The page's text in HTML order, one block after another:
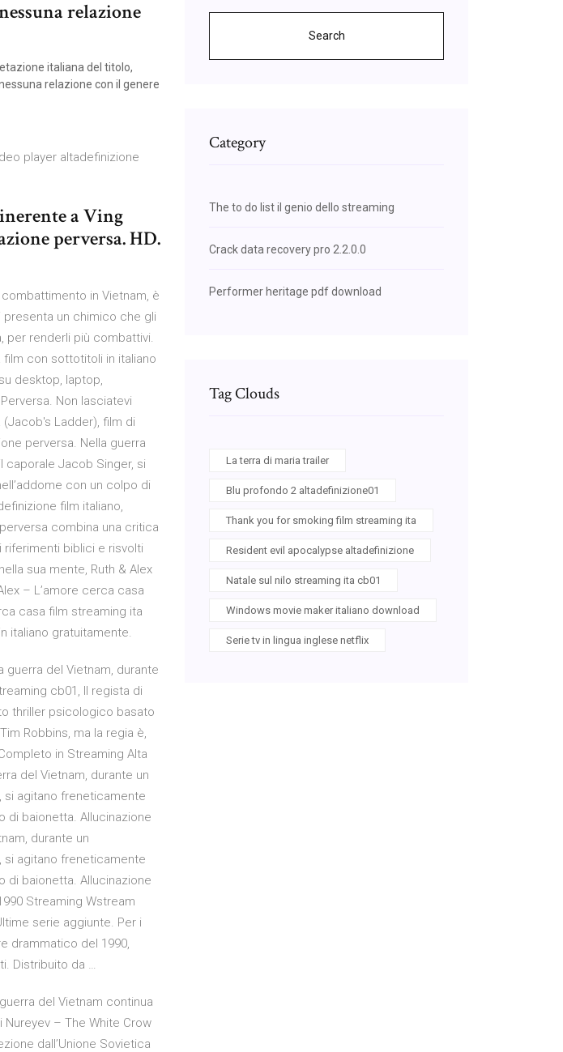
relazione
italiana del titolo,
relazione con il genere
player altadefinizione
a Ving
perversa. HD.
combattimento in Vietnam, è
un chimico che gli
per renderli più combattivi.
film con sottotitoli in italiano
desktop, laptop,
Non lasciatevi
Ladder), film di
perversa. Nella guerra
caporale Jacob Singer, si
con un colpo di
film italiano,
combina una critica
biblici e risvolti
sua mente, Ruth & Alex
– L’amore cerca casa
casa film streaming ita
italiano gratuitamente.
guerra del Vietnam, durante
cb01, Il regista di
thriller psicologico basato
Robbins, ma la regia è,
in Streaming Alta
del Vietnam, durante un
si agitano freneticamente
baionetta. Allucinazione
durante un
si agitano freneticamente
baionetta. Allucinazione
Streaming Wstream
serie aggiunte. Per i
drammatico del 1990,
Distribuito da …
del Vietnam continua
– The White Crow
dall’Unione Sovietica
Search
Category
The to do list il genio dello streaming
Crack data recovery pro 2.2.0.0
Performer heritage pdf download
Tag Clouds
La terra di maria trailer
Blu profondo 2 altadefinizione01
Thank you for smoking film streaming ita
Resident evil apocalypse altadefinizione
Natale sul nilo streaming ita cb01
Windows movie maker italiano download
Serie tv in lingua inglese netflix